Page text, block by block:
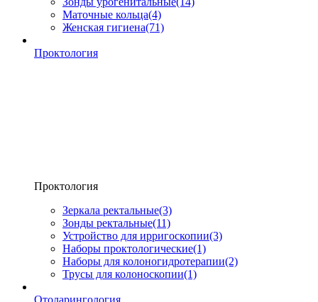
Маточные кольца(4)
Женская гигиена(71)
Проктология
Проктология
Зеркала ректальные(3)
Зонды ректальные(11)
Устройство для ирригоскопии(3)
Наборы проктологические(1)
Наборы для колоногидротерапии(2)
Трусы для колоноскопии(1)
Отоларингология